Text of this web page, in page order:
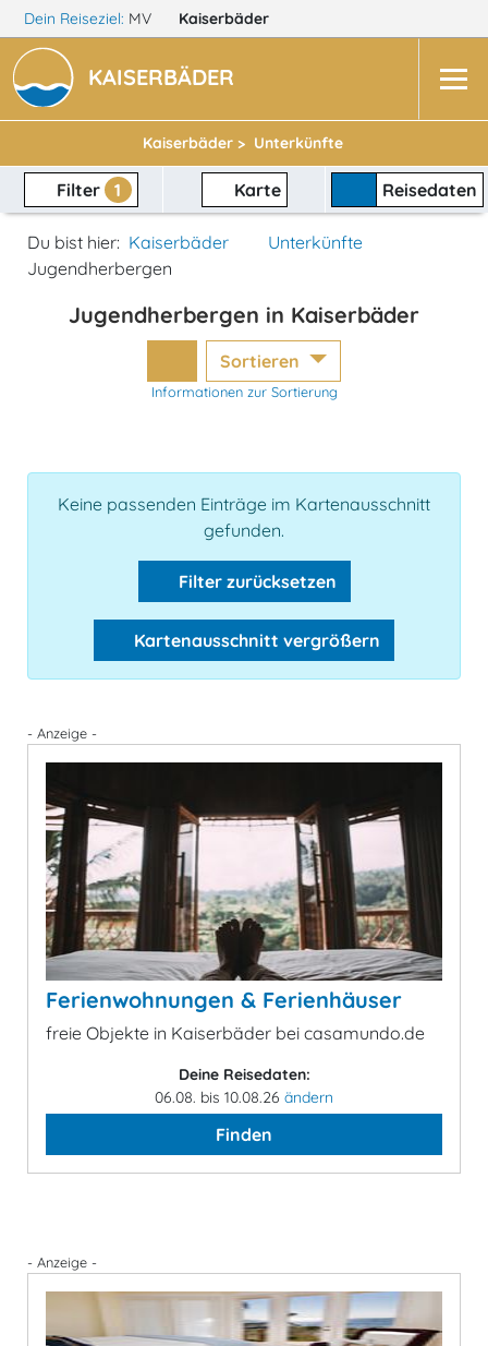
Dein Reiseziel: MV Kaiserbäder
KAISERBÄDER
Kaiserbäder > Unterkünfte
Filter 1 Karte Reisedaten
Du bist hier: Kaiserbäder
Unterkünfte
Jugendherbergen
Jugendherbergen in Kaiserbäder
Sortieren
Informationen zur Sortierung
Keine passenden Einträge im Kartenausschnitt
gefunden.
Filter zurücksetzen
Kartenausschnitt vergrößern
- Anzeige -
Ferienwohnungen & Ferienhäuser
freie Objekte in Kaiserbäder bei casamundo.de
Deine Reisedaten:
06.08. bis 10.08.26 ändern
Finden
- Anzeige -